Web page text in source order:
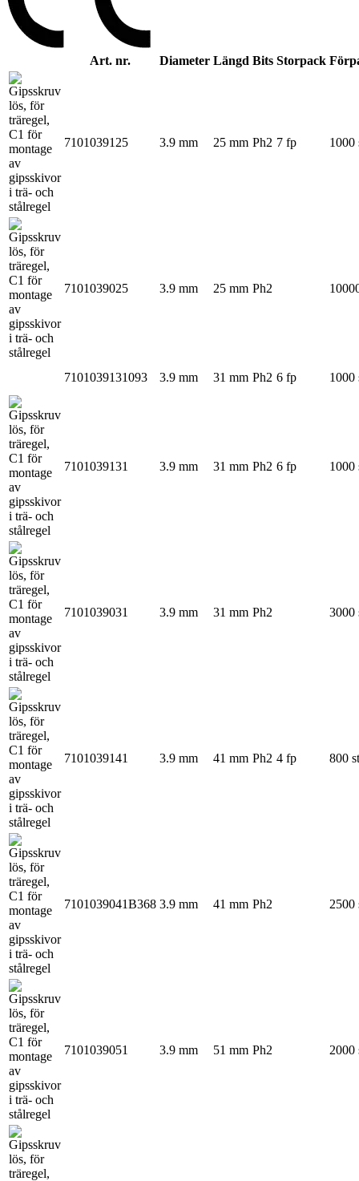
Art. nr. Diameter Längd Bits Storpack
7101039125 3.9 mm 25 mm Ph2 7 fp 1000
7101039025 3.9 mm 25 mm Ph2
7101039131093 3.9 mm 31 mm Ph2 6 fp 1000
7101039131 3.9 mm 31 mm Ph2 6 fp 1000
7101039031 3.9 mm 31 mm Ph2 3000
7101039141 3.9 mm 41 mm Ph2 4 fp 800 st
7101039041B368 3.9 mm 41 mm Ph2 2500
7101039051 3.9 mm 51 mm Ph2 2000